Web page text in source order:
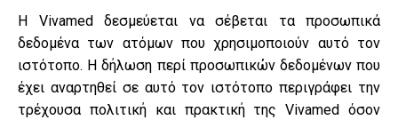
Η Vivamed δεσμεύεται να σέβεται τα προσωπικά
δεδομένα των ατόμων που χρησιμοποιούν αυτό τον
ιστότοπο. Η δήλωση περί προσωπικών δεδομένων που
έχει αναρτηθεί σε αυτό τον ιστότοπο περιγράφει την
τρέχουσα πολιτική και πρακτική της Vivamed όσον